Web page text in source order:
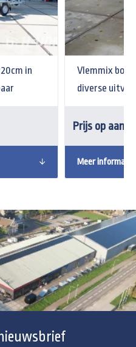
in
Vlemmix
diverse
Prijs op
Meer informatie